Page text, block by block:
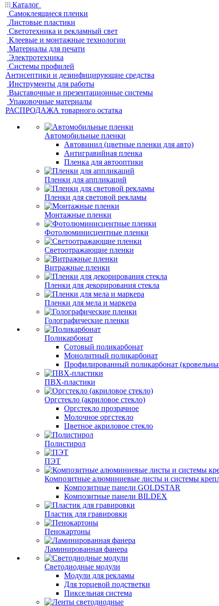
Каталог
Самоклеящиеся пленки
Листовые пластики
Светотехника и рекламный свет
Клеевые и монтажные технологии
Материалы для печати
Электротехника
Системы профилей
Антисептики и дезинфицирующие средства
Инструменты для работы
Выставочные и презентационные системы
Упаковочные материалы
РАСПРОДАЖА товарного остатка
Автомобильные пленки
Автовинил (цветные пленки для авто)
Антигравийная пленка
Пленка для автооптики
Пленки для аппликаций
Пленки для световой рекламы
Монтажные пленки
Фотолюминисцентные пленки
Светоотражающие пленки
Витражные пленки
Пленки для декорирования стекла
Пленки для мела и маркера
Голографические пленки
Поликарбонат
Сотовый поликарбонат
Монолитный поликарбонат
Профилированный поликарбонат
ПВХ-пластики
Оргстекло (акриловое стекло)
Оргстекло прозрачное
Молочное оргстекло
Цветное акриловое стекло
Полистирол
ПЭТ
Композитные алюминиевые листы и системы
Композитные панели GOLDSTAR
Композитные панели BILDEX
Пластик для гравировки
Пенокартоны
Ламинированная фанера
Светодиодные модули
Модули для рекламы
Для торцевой подстветки
Пиксельная система